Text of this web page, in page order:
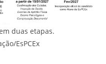
duas etapas.
EsPCEx